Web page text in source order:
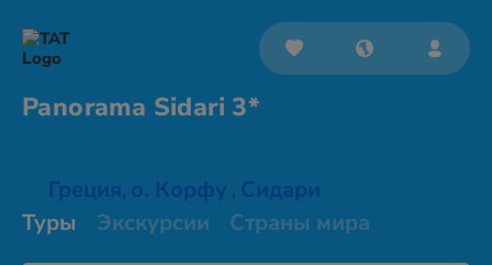
Panorama Sidari 3*
Греция, о. Корфу , Сидари
Туры
Экскурсии Страны мира